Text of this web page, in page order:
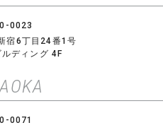
0023
宿6丁目24番1号
ディング 4F
0071